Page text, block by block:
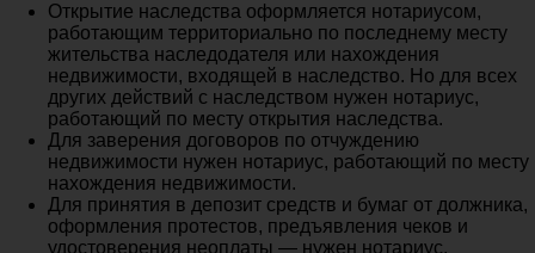
Открытие наследства оформляется нотариусом,
работающим территориально по последнему месту
жительства наследодателя или нахождения
недвижимости, входящей в наследство. Но для всех
других действий с наследством нужен нотариус,
работающий по месту открытия наследства.
Для заверения договоров по отчуждению
недвижимости нужен нотариус, работающий по месту
нахождения недвижимости.
Для принятия в депозит средств и бумаг от должника,
оформления протестов, предъявления чеков и
удостоверения неоплаты — нужен нотариус,